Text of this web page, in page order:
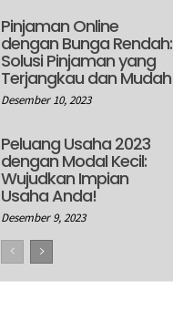
Pinjaman Online
dengan Bunga Rendah:
Solusi Pinjaman yang
Terjangkau dan Mudah
Desember 10, 2023
Peluang Usaha 2023
dengan Modal Kecil:
Wujudkan Impian
Usaha Anda!
Desember 9, 2023